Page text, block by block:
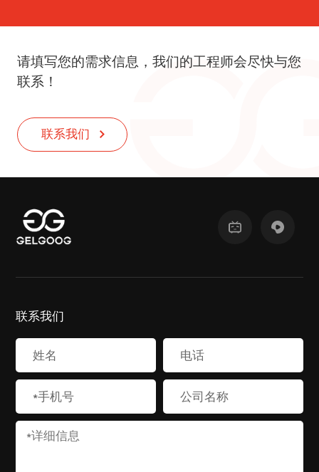
请填写您的需求信息，我们的工程师会尽快与您
联系！
联系我们
联系我们